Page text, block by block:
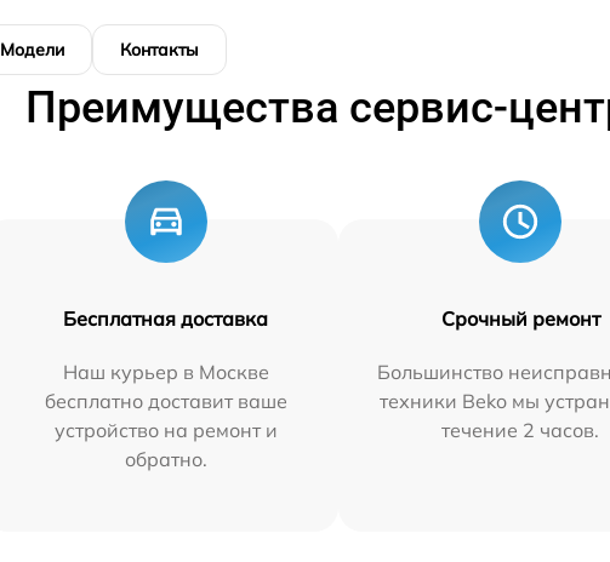
Модели Контакты
Преимущества сервис-
Бесплатная доставка
Наш курьер в Москве
бесплатно доставит ваше
устройство на ремонт и
обратно.
Срочный ремонт
Большинство
техники Beko мы
течение 2 часов.